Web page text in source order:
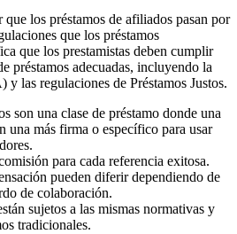
los préstamos de afiliados pasan por
que los préstamos
que los prestamistas deben cumplir
préstamos adecuadas, incluyendo la
las regulaciones de Préstamos Justos.
son una clase de préstamo donde una
una más firma o específico para usar
para cada referencia exitosa.
pueden diferir dependiendo de
de colaboración.
sujetos a las mismas normativas y
tradicionales.